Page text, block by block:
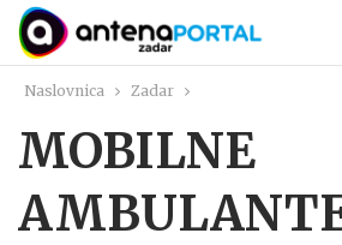
Naslovnica Zadar
MOBILNE